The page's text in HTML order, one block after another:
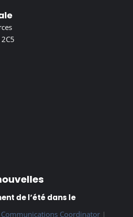
de l’été dans le
Coordinator|